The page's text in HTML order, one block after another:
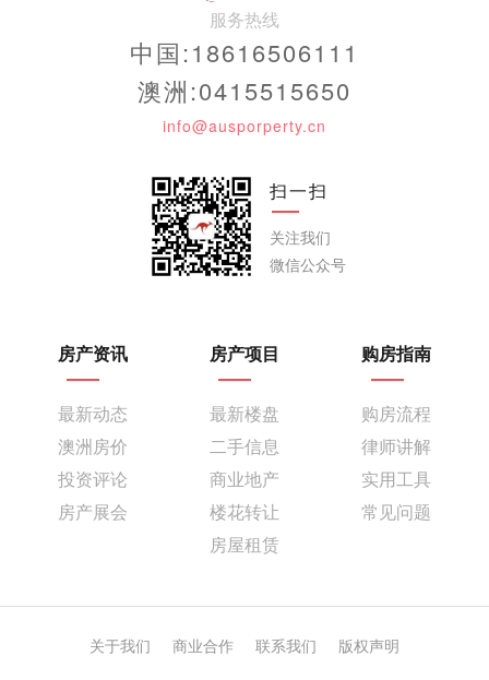
服务热线
中国:18616506111
澳洲:0415515650
info@ausporperty.cn
扫一扫
关注我们
微信公众号
房产资讯
最新动态
澳洲房价
投资评论
房产展会
房产项目
最新楼盘
二手信息
商业地产
楼花转让
房屋租赁
购房指南
购房流程
律师讲解
实用工具
常见问题
关于我们 商业合作 联系我们 版权声明